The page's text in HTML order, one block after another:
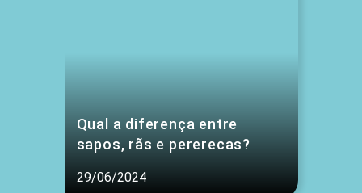
Qual a diferença entre
sapos, rãs e pererecas?
29/06/2024